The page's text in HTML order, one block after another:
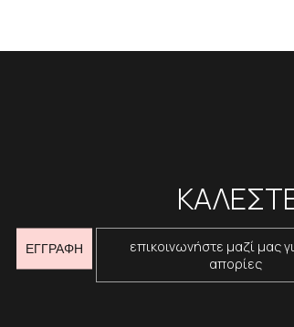
ΕΓΓΡΑΦΗ
επικοινωνήστε μαζί μας
απορίες